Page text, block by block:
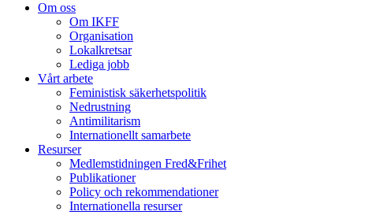
Om oss
Om IKFF
Organisation
Lokalkretsar
Lediga jobb
Vårt arbete
Feministisk säkerhetspolitik
Nedrustning
Antimilitarism
Internationellt samarbete
Resurser
Medlemstidningen Fred&Frihet
Publikationer
Policy och rekommendationer
Internationella resurser